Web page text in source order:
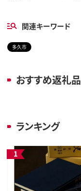
関連キーワード
多久市
おすすめ返礼品
ランキング